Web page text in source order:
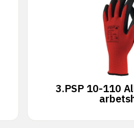
3.PSP 10-110